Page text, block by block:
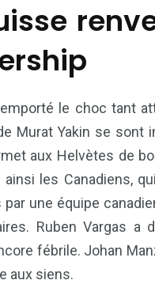
le choc tant
Murat Yakin se sont
aux Helvètes de
ainsi les Canadiens,
par une équipe
Ruben Vargas a
fébrile. Johan
aux siens.